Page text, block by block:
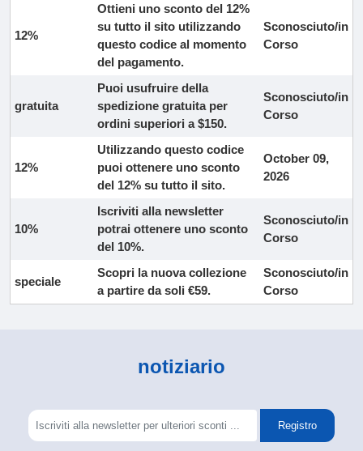
12%
Ottieni uno sconto del 12%
su tutto il sito utilizzando
questo codice al momento
del pagamento.
Sconosciuto/in
Corso
gratuita
Puoi usufruire della
spedizione gratuita per
ordini superiori a $150.
Sconosciuto/in
Corso
12%
Utilizzando questo codice
puoi ottenere uno sconto
del 12% su tutto il sito.
October 09,
2026
10%
Iscriviti alla newsletter
potrai ottenere uno sconto
del 10%.
Sconosciuto/in
Corso
speciale
Scopri la nuova collezione
a partire da soli €59.
Sconosciuto/in
Corso
notiziario
Registro